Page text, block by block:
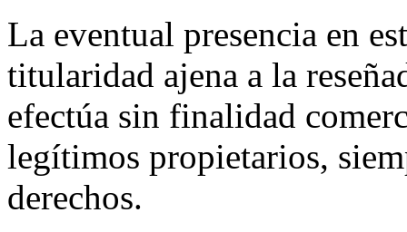
La eventual presencia en
titularidad ajena a la
efectúa sin finalidad
legítimos propietarios,
derechos.